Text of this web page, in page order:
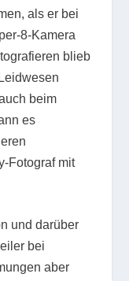
als er bei
8-Kamera
blieb
beim
es
Fotograf mit
und darüber
bei
aber